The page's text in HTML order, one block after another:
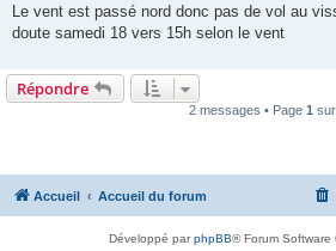
a
g
o
n
l
Le vent est passé nord donc pas de vol au
doute samedi 18 vers 15h selon le vent
Répondre
2 messages • Page 1 sur
Accueil Accueil du forum
Développé parphpBB® Forum Software